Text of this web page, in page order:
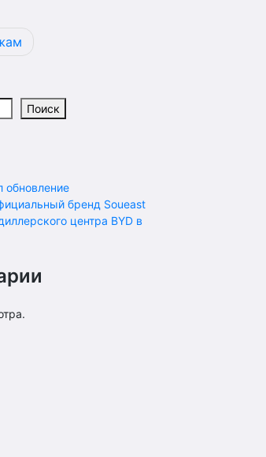
Поиск
обновление
бренд Soueast
центра BYD в